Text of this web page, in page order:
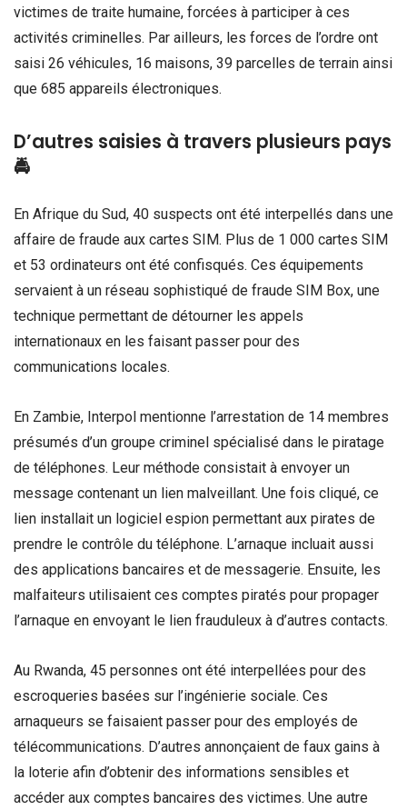
victimes de traite humaine, forcées à participer à ces
activités criminelles. Par ailleurs, les forces de l’ordre ont
saisi 26 véhicules, 16 maisons, 39 parcelles de terrain ainsi
que 685 appareils électroniques.
D’autres saisies à travers plusieurs pays
🚔
En Afrique du Sud, 40 suspects ont été interpellés dans une
affaire de fraude aux cartes SIM. Plus de 1 000 cartes SIM
et 53 ordinateurs ont été confisqués. Ces équipements
servaient à un réseau sophistiqué de fraude SIM Box, une
technique permettant de détourner les appels
internationaux en les faisant passer pour des
communications locales.
En Zambie, Interpol mentionne l’arrestation de 14 membres
présumés d’un groupe criminel spécialisé dans le piratage
de téléphones. Leur méthode consistait à envoyer un
message contenant un lien malveillant. Une fois cliqué, ce
lien installait un logiciel espion permettant aux pirates de
prendre le contrôle du téléphone. L’arnaque incluait aussi
des applications bancaires et de messagerie. Ensuite, les
malfaiteurs utilisaient ces comptes piratés pour propager
l’arnaque en envoyant le lien frauduleux à d’autres contacts.
Au Rwanda, 45 personnes ont été interpellées pour des
escroqueries basées sur l’ingénierie sociale. Ces
arnaqueurs se faisaient passer pour des employés de
télécommunications. D’autres annonçaient de faux gains à
la loterie afin d’obtenir des informations sensibles et
accéder aux comptes bancaires des victimes. Une autre